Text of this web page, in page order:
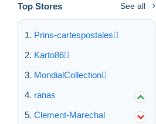
Top Stores See all
Prins-cartespostales
Karto86
MondialCollection
ranas
Clement-Marechal